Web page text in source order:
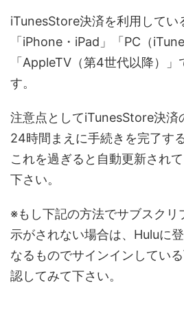
iTunesStore決済を利用してい
「iPhone・iPad」「PC（
「AppleTV（第4世代以降）」
す。
注意点としてiTunesStore決済
24時間まえに手続きを完了す
これを過ぎると自動更新され
下さい。
※もし下記の方法でサブスクリ
示がされない場合は、Huluに
なるものでサインインしてい
認してみて下さい。